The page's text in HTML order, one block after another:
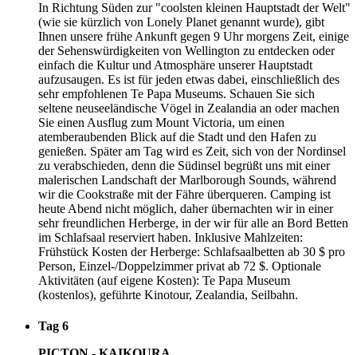
In Richtung Süden zur "coolsten kleinen Hauptstadt der Welt"
(wie sie kürzlich von Lonely Planet genannt wurde), gibt
Ihnen unsere frühe Ankunft gegen 9 Uhr morgens Zeit, einige
der Sehenswürdigkeiten von Wellington zu entdecken oder
einfach die Kultur und Atmosphäre unserer Hauptstadt
aufzusaugen. Es ist für jeden etwas dabei, einschließlich des
sehr empfohlenen Te Papa Museums. Schauen Sie sich
seltene neuseeländische Vögel in Zealandia an oder machen
Sie einen Ausflug zum Mount Victoria, um einen
atemberaubenden Blick auf die Stadt und den Hafen zu
genießen. Später am Tag wird es Zeit, sich von der Nordinsel
zu verabschieden, denn die Südinsel begrüßt uns mit einer
malerischen Landschaft der Marlborough Sounds, während
wir die Cookstraße mit der Fähre überqueren. Camping ist
heute Abend nicht möglich, daher übernachten wir in einer
sehr freundlichen Herberge, in der wir für alle an Bord Betten
im Schlafsaal reserviert haben. Inklusive Mahlzeiten:
Frühstück Kosten der Herberge: Schlafsaalbetten ab 30 $ pro
Person, Einzel-/Doppelzimmer privat ab 72 $. Optionale
Aktivitäten (auf eigene Kosten): Te Papa Museum
(kostenlos), geführte Kinotour, Zealandia, Seilbahn.
Tag 6